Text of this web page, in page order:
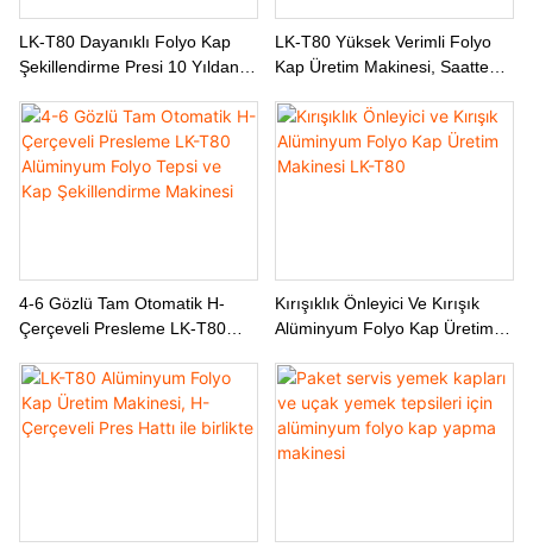
LK-T80 Dayanıklı Folyo Kap
Şekillendirme Presi 10 Yıldan
Bakım Gerektirir
LK-T80 Yüksek Verimli Folyo
Kap Üretim Makinesi, Saatte
Çalışma
4-6 Gözlü Tam Otomatik H-
Çerçeveli Presleme LK-T80
Şekillendirme Makinesi
Kırışıklık Önleyici Ve Kırışık
Alüminyum Folyo Kap Üretim